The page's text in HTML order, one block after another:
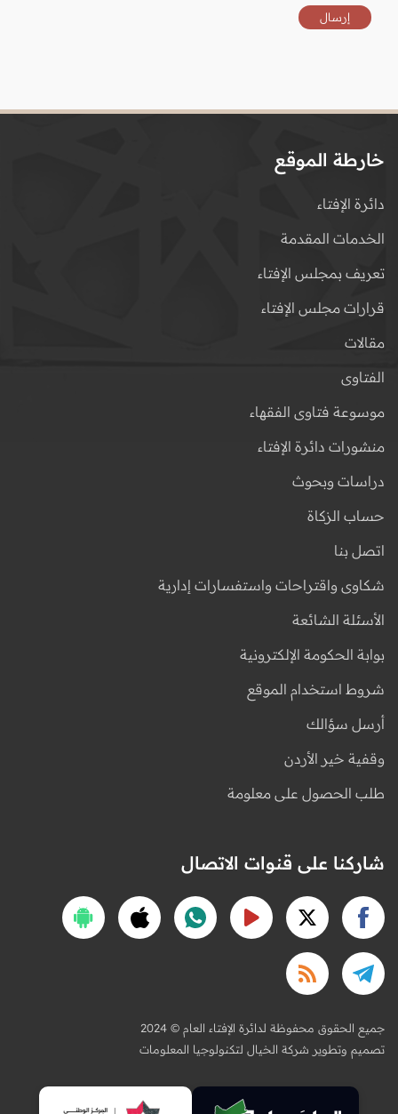
خارطة الموقع
دائرة الإفتاء
الخدمات المقدمة
تعريف بمجلس الإفتاء
قرارات مجلس الإفتاء
مقالات
الفتاوى
موسوعة فتاوى الفقهاء
منشورات دائرة الإفتاء
دراسات وبحوث
حساب الزكاة
اتصل بنا
شكاوى واقتراحات واستفسارات إدارية
الأسئلة الشائعة
بوابة الحكومة الإلكترونية
شروط استخدام الموقع
أرسل سؤالك
وقفية خير الأردن
طلب الحصول على معلومة
شاركنا على قنوات الاتصال
2024 © جميع الحقوق محفوظة لدائرة الإفتاء العام
تصميم وتطوير شركة الخيال لتكنولوجيا المعلومات